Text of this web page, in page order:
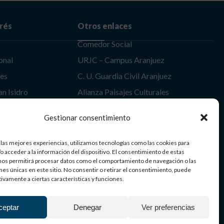
Gestionar consentimiento
mejores experiencias, utilizamos tecnologías como las cookies para
acceder a la información del dispositivo. El consentimiento de estas
permitirá procesar datos como el comportamiento de navegación o las
únicas en este sitio. No consentir o retirar el consentimiento, puede
a ciertas características y funciones.
Denegar Ver preferencias
Isidro
Otros enlaces
Comedor Social
URJC – Campus Aranjuez
C. U. Guardia Civil Aranjuez
Alianza Paisajes Culturales
| Patrimonio Mundial